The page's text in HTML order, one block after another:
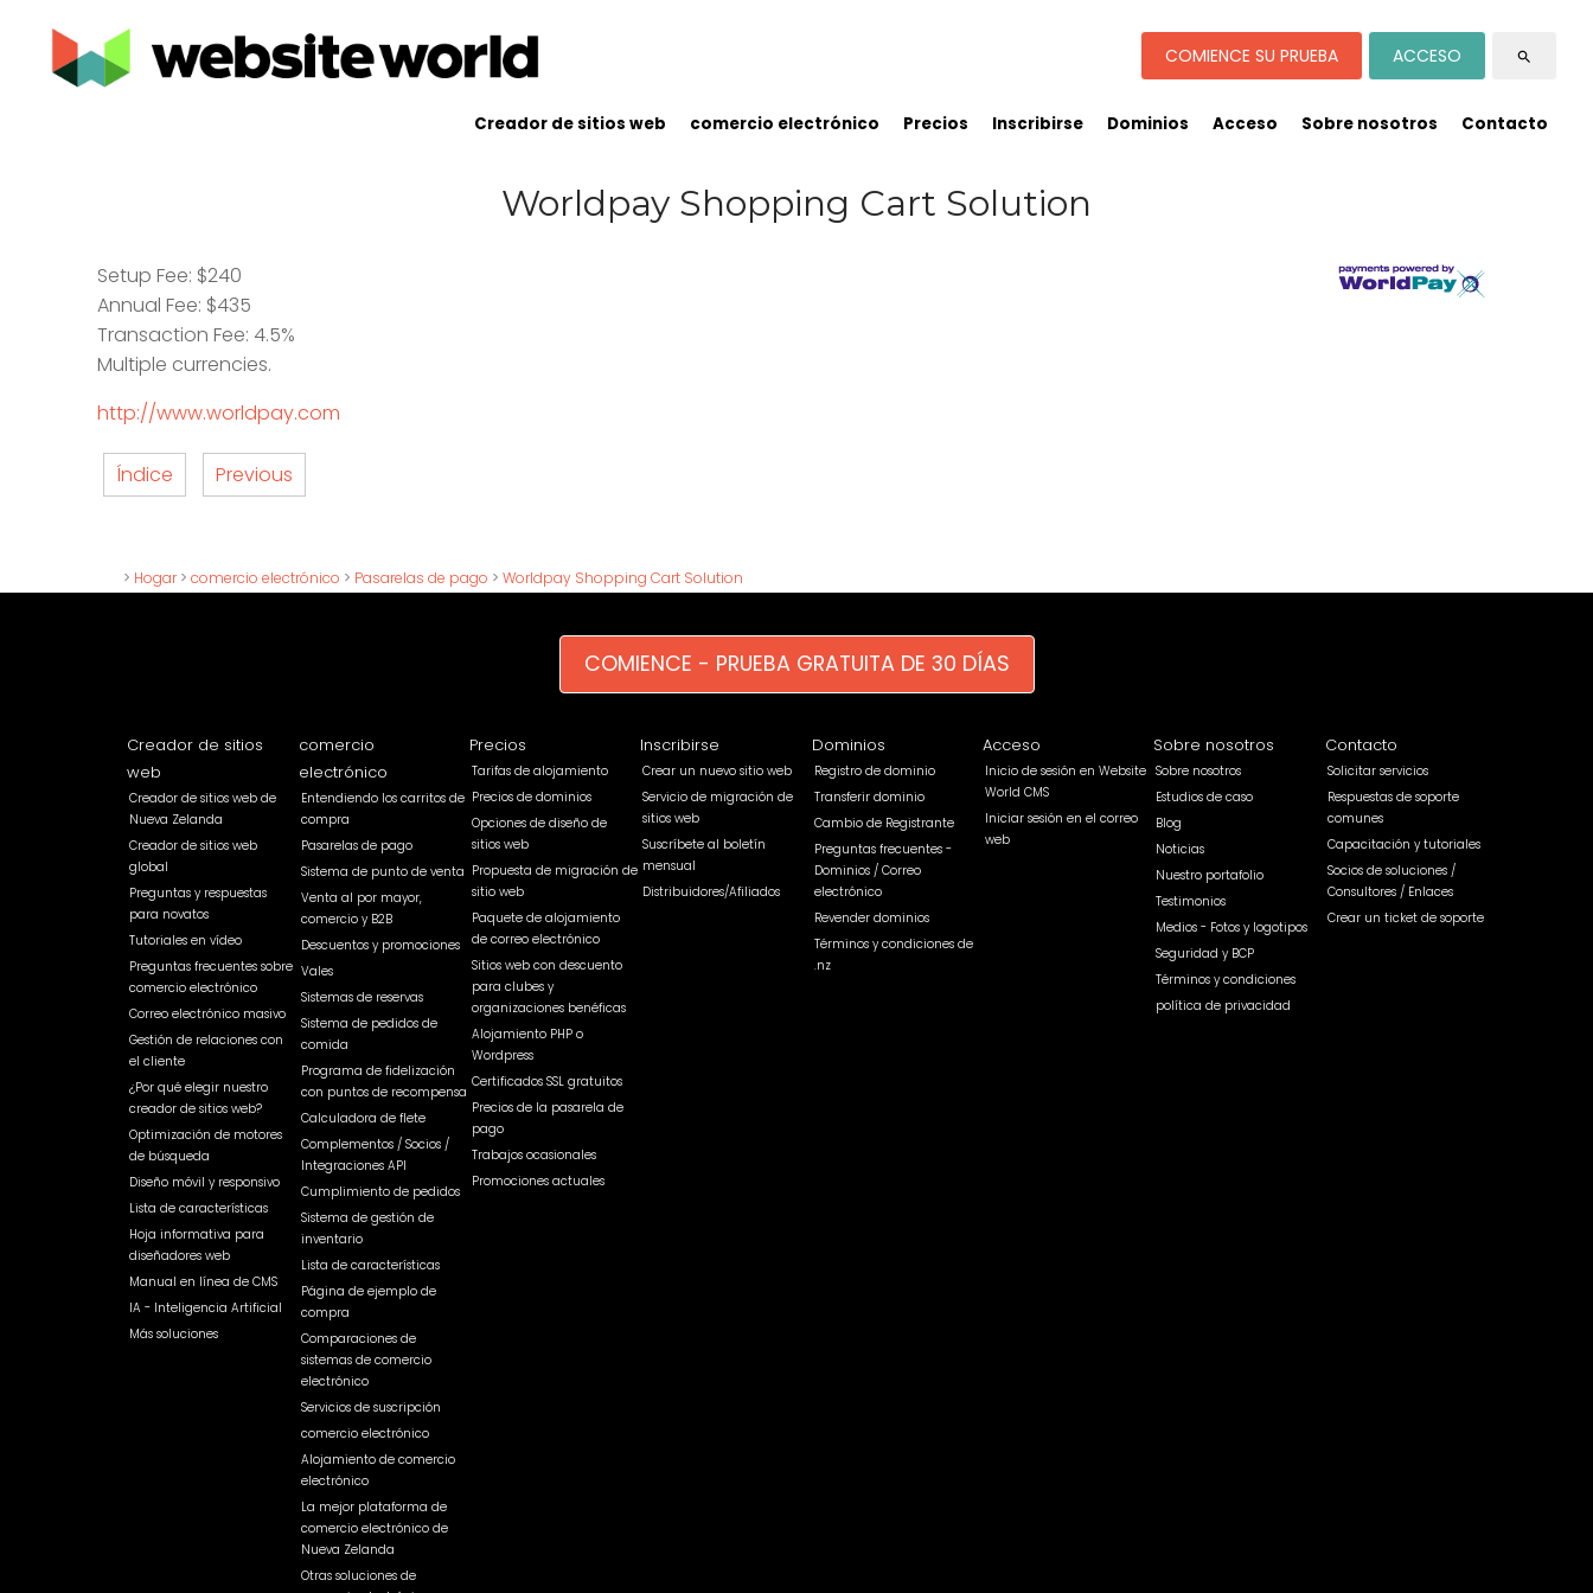
Creador de sitios web comercio electrónico Precios Inscribirse Dominios Acceso Sobre nosotros Contacto
COMIENCE SU PRUEBA ACCESO search
Worldpay Shopping Cart Solution
Setup Fee: $240
Annual Fee: $435
Transaction Fee: 4.5%
Multiple currencies.
http://www.worldpay.com
Índice Previous
> Hogar > comercio electrónico > Pasarelas de pago > Worldpay Shopping Cart Solution
COMIENCE - PRUEBA GRATUITA DE 30 DÍAS
Creador de sitios
web
Creador de sitios web de
Nueva Zelanda
Creador de sitios web
global
Preguntas y respuestas
para novatos
Tutoriales en vídeo
Preguntas frecuentes sobre
comercio electrónico
Correo electrónico masivo
Gestión de relaciones con
el cliente
¿Por qué elegir nuestro
creador de sitios web?
Optimización de motores
de búsqueda
Diseño móvil y responsivo
Lista de características
Hoja informativa para
diseñadores web
Manual en línea de CMS
IA - Inteligencia Artificial
Más soluciones
comercio
electrónico
Entendiendo los carritos de
compra
Pasarelas de pago
Sistema de punto de venta
Venta al por mayor,
comercio y B2B
Descuentos y promociones
Vales
Sistemas de reservas
Sistema de pedidos de
comida
Programa de fidelización
con puntos de recompensa
Calculadora de flete
Complementos / Socios /
Integraciones API
Cumplimiento de pedidos
Sistema de gestión de
inventario
Lista de características
Página de ejemplo de
compra
Comparaciones de
sistemas de comercio
electrónico
Servicios de suscripción
comercio electrónico
Alojamiento de comercio
electrónico
La mejor plataforma de
comercio electrónico de
Nueva Zelanda
Otras soluciones de
Precios
Tarifas de alojamiento
Precios de dominios
Opciones de diseño de
sitios web
Propuesta de migración de
sitio web
Paquete de alojamiento
de correo electrónico
Sitios web con descuento
para clubes y
organizaciones benéficas
Alojamiento PHP o
Wordpress
Certificados SSL gratuitos
Precios de la pasarela de
pago
Trabajos ocasionales
Promociones actuales
Inscribirse
Crear un nuevo sitio web
Servicio de migración de
sitios web
Suscríbete al boletín
mensual
Distribuidores/Afiliados
Dominios
Registro de dominio
Transferir dominio
Cambio de Registrante
Preguntas frecuentes -
Dominios / Correo
electrónico
Revender dominios
Términos y condiciones de
.nz
Acceso
Inicio de sesión en Website
World CMS
Iniciar sesión en el correo
web
Sobre nosotros
Sobre nosotros
Estudios de caso
Blog
Noticias
Nuestro portafolio
Testimonios
Medios - Fotos y logotipos
Seguridad y BCP
Términos y condiciones
política de privacidad
Contacto
Solicitar servicios
Respuestas de soporte
comunes
Capacitación y tutoriales
Socios de soluciones /
Consultores / Enlaces
Crear un ticket de soporte